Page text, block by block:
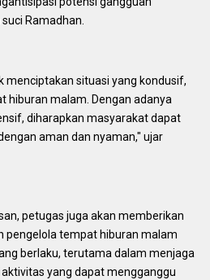
Ramadhan.
menciptakan situasi yang kondusif,
hiburan malam. Dengan adanya
diharapkan masyarakat dapat
aman dan nyaman," ujar
petugas juga akan memberikan
pengelola tempat hiburan malam
berlaku, terutama dalam menjaga
yang dapat mengganggu